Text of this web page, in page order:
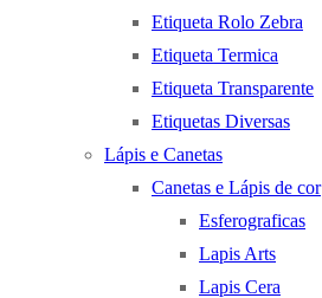
Etiqueta Rolo Zebra
Etiqueta Termica
Etiqueta Transparente
Etiquetas Diversas
Lápis e Canetas
Canetas e Lápis de cor
Esferograficas
Lapis Arts
Lapis Cera